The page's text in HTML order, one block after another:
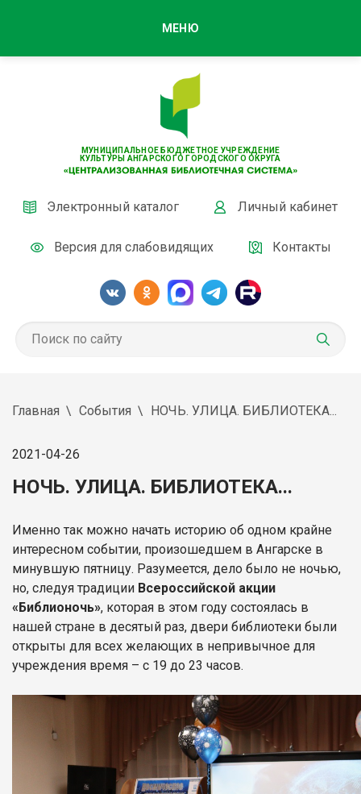
МУНИЦИПАЛЬНОЕ БЮДЖЕТНОЕ УЧРЕЖДЕНИЕ
КУЛЬТУРЫ АНГАРСКОГО ГОРОДСКОГО ОКРУГА
Электронный каталог Личный кабинет
Версия для слабовидящих Контакты
МЕНЮ
Главная События НОЧЬ. УЛИЦА. БИБЛИОТЕКА...
2021-04-26
НОЧЬ. УЛИЦА. БИБЛИОТЕКА...
Именно так можно начать историю об одном крайне
интересном событии, произошедшем в Ангарске в
минувшую пятницу. Разумеется, дело было не ночью,
но, следуя традиции Всероссийской акции
«Библионочь», которая в этом году состоялась в
нашей стране в десятый раз, двери библиотеки были
открыты для всех желающих в непривычное для
учреждения время – с 19 до 23 часов.